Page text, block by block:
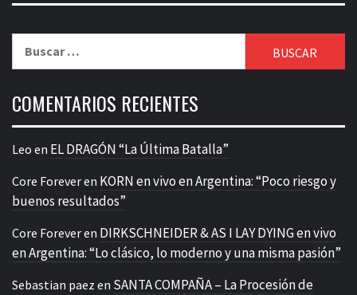
COMENTARIOS RECIENTES
Leo en EL DRAGÓN “La Última Batalla”
Core Foreveren KORN en vivo en Argentina: “Poco riesgo y
buenos resultados”
Core Foreveren DIRKSCHNEIDER & AS I LAY DYING en vivo
en Argentina: “Lo clásico, lo moderno y una misma pasión”
Sebastian paez en SANTA COMPAÑA – La Procesión de